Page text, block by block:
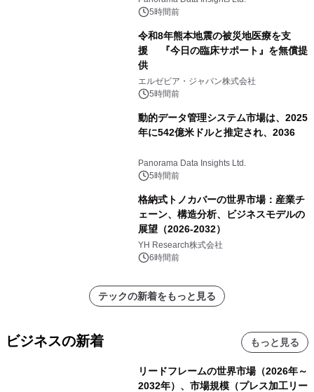
（2026年～2036年）
5時間前
令和8年熊本地震の被災地医療を支
援 『今日の臨床サポート』を無償提
供
エルゼビア・ジャパン株式会社
5時間前
動的データ管理システム市場は、2025
年に542億米ドルと推定され、2036
Panorama Data Insights Ltd.
5時間前
格納式トノカバーの世界市場：産業チ
ェーン、構造分析、ビジネスモデルの
展望（2026-2032）
YH Research株式会社
6時間前
テックの新着をもっと見る
ビジネスの新着 もっと見る
リードフレームの世界市場（2026年～
2032年）、市場規模（プレス加工リー